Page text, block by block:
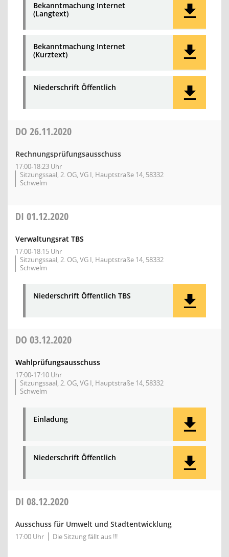
Bekanntmachung Internet
(Langtext)
Bekanntmachung Internet
(Kurztext)
Niederschrift Öffentlich
DO 26.11.2020
Rechnungsprüfungsausschuss
17:00-18:23 Uhr
Sitzungssaal, 2. OG, VG I, Hauptstraße 14, 58332
Schwelm
DI 01.12.2020
Verwaltungsrat TBS
17:00-18:15 Uhr
Sitzungssaal, 2. OG, VG I, Hauptstraße 14, 58332
Schwelm
Niederschrift Öffentlich TBS
DO 03.12.2020
Wahlprüfungsausschuss
17:00-17:10 Uhr
Sitzungssaal, 2. OG, VG I, Hauptstraße 14, 58332
Schwelm
Einladung
Niederschrift Öffentlich
DI 08.12.2020
Ausschuss für Umwelt und Stadtentwicklung
17:00 Uhr Die Sitzung fällt aus !!!